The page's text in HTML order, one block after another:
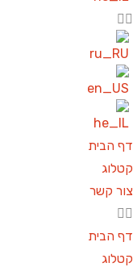
הבית
קשר
הבית